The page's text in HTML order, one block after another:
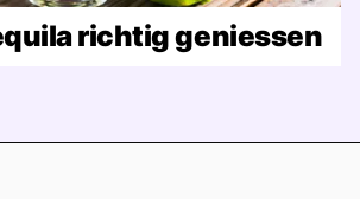
richtig geniessen